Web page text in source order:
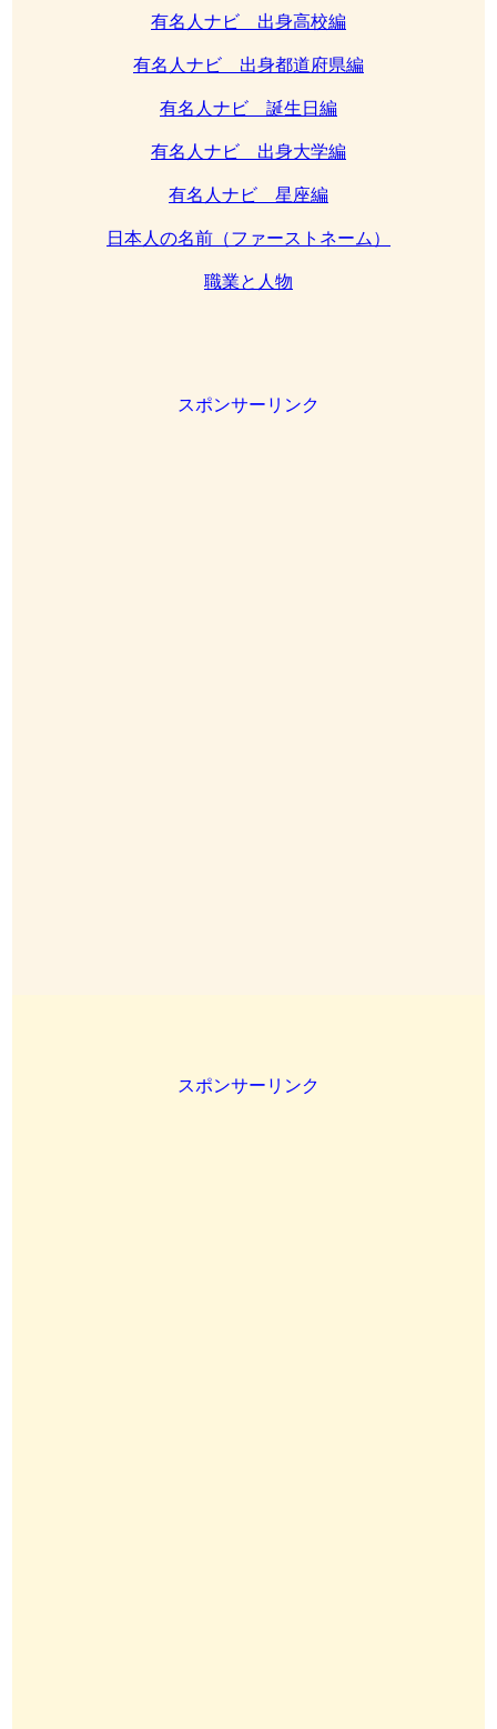
有名人ナビ 出身高校編
有名人ナビ 出身都道府県編
有名人ナビ 誕生日編
有名人ナビ 出身大学編
有名人ナビ 星座編
日本人の名前（ファーストネーム）
職業と人物
スポンサーリンク
スポンサーリンク